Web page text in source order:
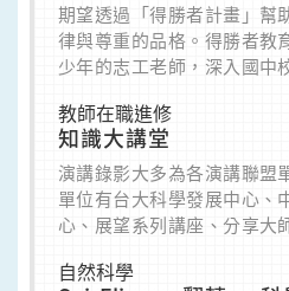
期望透過「得勝者計畫」幫
律與尊重的品格。得勝者教
少年的志工老師，深入國中
確價值信念、提升自我管理
力。
教師在職進修
知識大講堂
演講錄影大多為各演講聯盟
單位有台大科學發展中心、
心、展望系列講座、分享大
位，提供數百場精彩的演講
自然科學